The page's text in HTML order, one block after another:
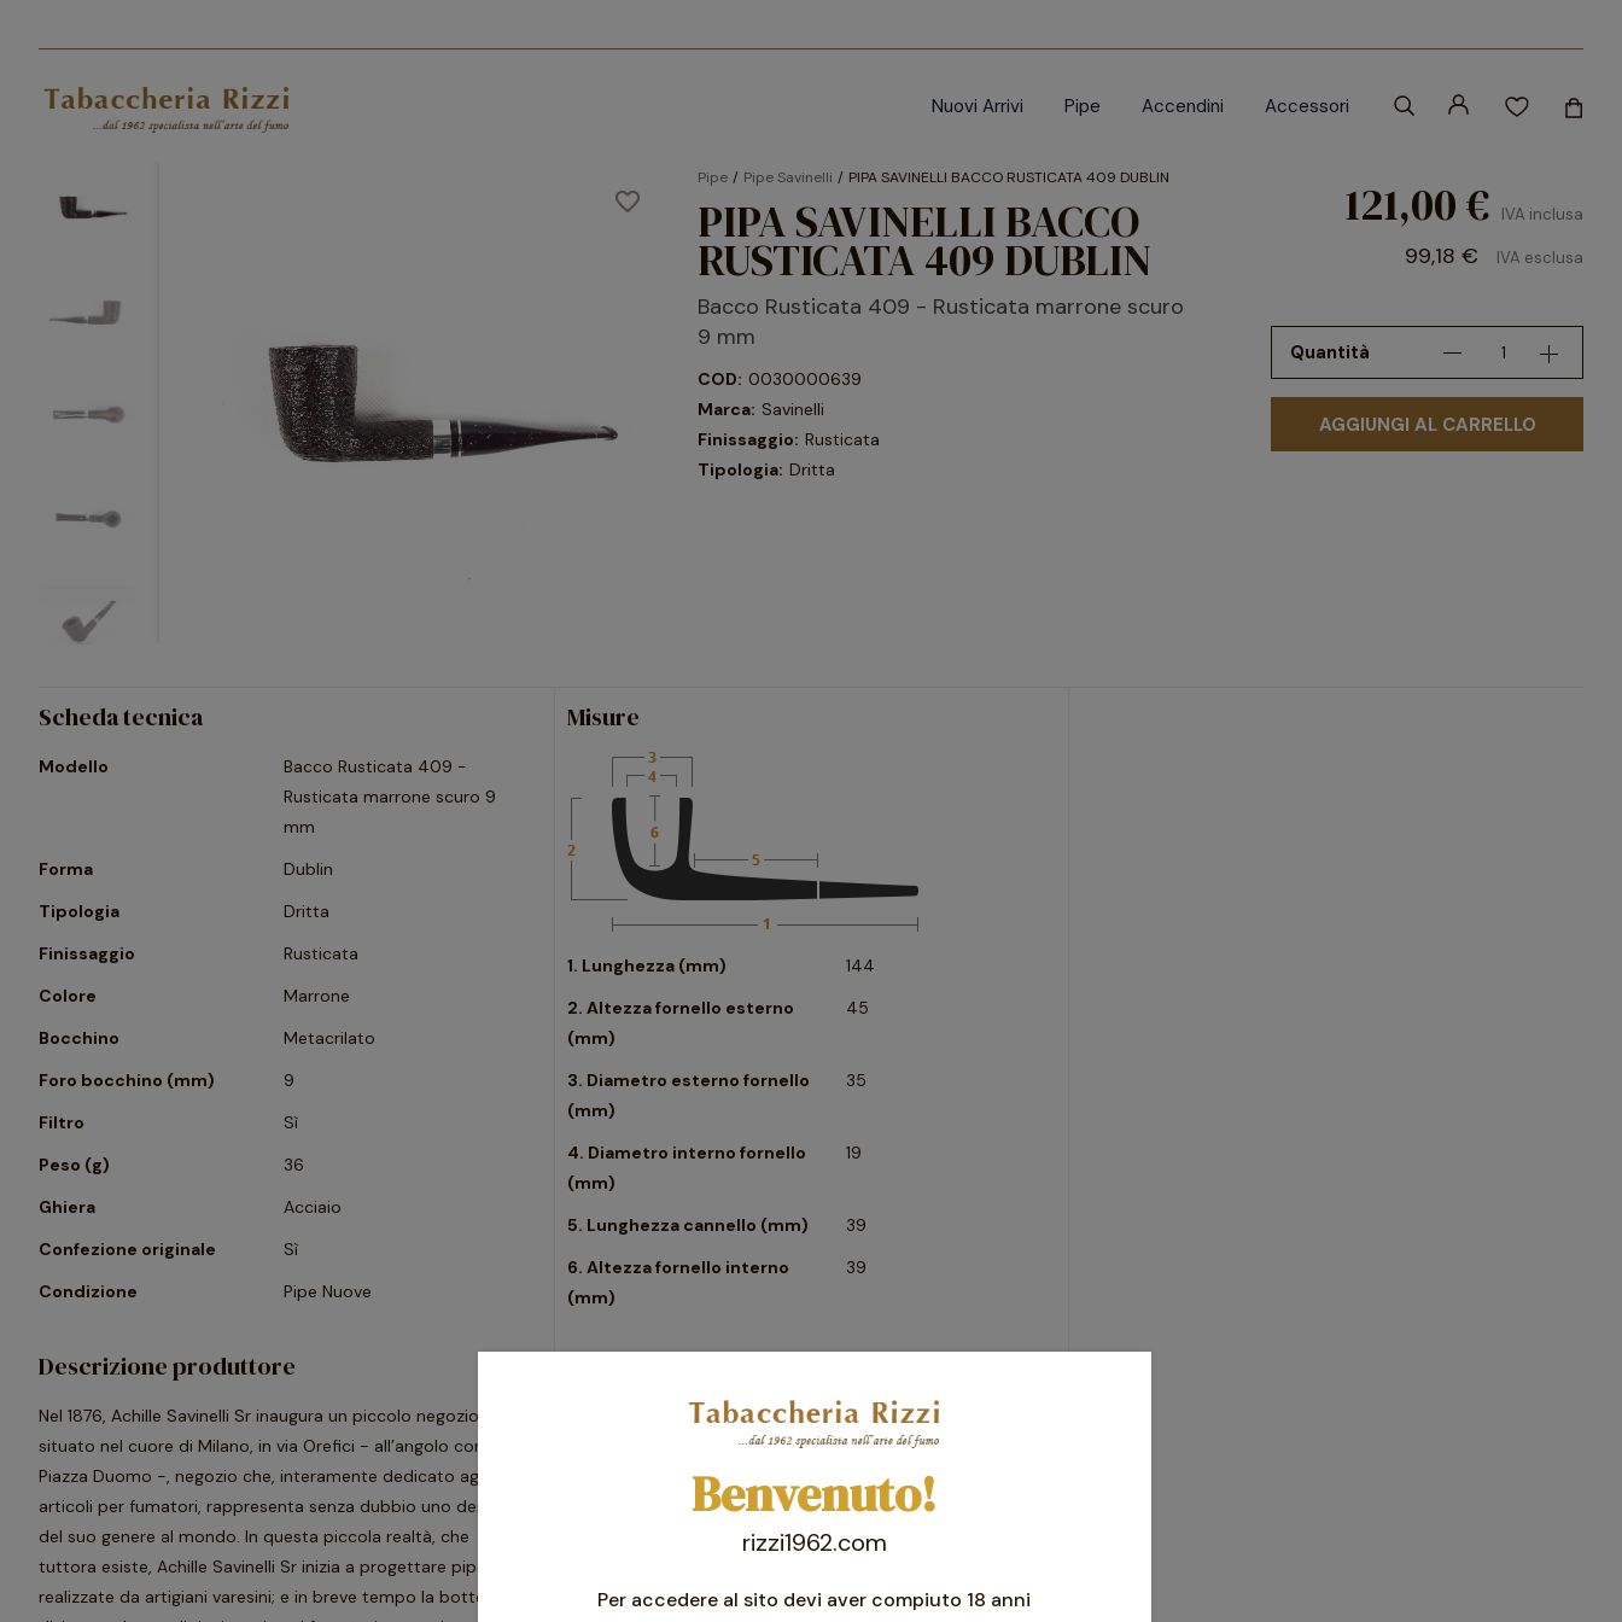
Nuovi Arrivi Pipe Accendini Accessori
favorite_border
Pipe Pipe Savinelli PIPA SAVINELLI BACCO RUSTICATA 409 DUBLIN
PIPA SAVINELLI BACCO
RUSTICATA 409 DUBLIN
Bacco Rusticata 409 - Rusticata marrone scuro
9 mm
COD: 0030000639
Marca: Savinelli
Finissaggio: Rusticata
Tipologia: Dritta
121,00 € IVA inclusa
99,18 € IVA esclusa
Quantità
AGGIUNGI AL CARRELLO
Scheda tecnica
Modello
Bacco Rusticata 409 -
Rusticata marrone scuro 9
mm
Forma
Dublin
Tipologia
Dritta
Finissaggio
Rusticata
Colore
Marrone
Bocchino
Metacrilato
Foro bocchino (mm)
9
Filtro
Sì
Peso (g)
36
Ghiera
Acciaio
Confezione originale
Sì
Condizione
Pipe Nuove
Descrizione produttore
Nel 1876, Achille Savinelli Sr inaugura un piccolo negozio
situato nel cuore di Milano, in via Orefici - all’angolo con
Piazza Duomo -, negozio che, interamente dedicato agli
articoli per fumatori, rappresenta senza dubbio uno dei primi
del suo genere al mondo. In questa piccola realtà, che
tuttora esiste, Achille Savinelli Sr inizia a progettare pipe, poi
realizzate da artigiani varesini; e in breve tempo la bottega
Misure
1. Lunghezza (mm)
144
2. Altezza fornello esterno
(mm)
45
3. Diametro esterno fornello
(mm)
35
4. Diametro interno fornello
(mm)
19
5. Lunghezza cannello (mm)
39
6. Altezza fornello interno
(mm)
39
Benvenuto!
rizzi1962.com
Per accedere al sito devi aver compiuto 18 anni